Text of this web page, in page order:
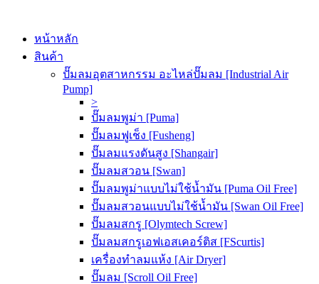
หน้าหลัก
สินค้า
ปั๊มลมอุตสาหกรรม อะไหล่ปั๊มลม [Industrial Air
Pump]
>
ปั๊มลมพูม่า [Puma]
ปั๊มลมฟูเช็ง [Fusheng]
ปั๊มลมแรงดันสูง [Shangair]
ปั๊มลมสวอน [Swan]
ปั๊มลมพูม่าแบบไม่ใช้น้ำมัน [Puma Oil Free]
ปั๊มลมสวอนแบบไม่ใช้น้ำมัน [Swan Oil Free]
ปั๊มลมสกรู [Olymtech Screw]
ปั๊มลมสกรูเอฟเอสเคอร์ติส [FScurtis]
เครื่องทำลมแห้ง [Air Dryer]
ปั๊มลม [Scroll Oil Free]